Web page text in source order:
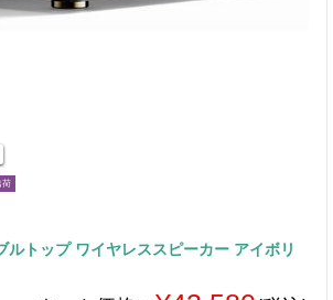
荷
ルトップ ワイヤレススピーカー アイボリ